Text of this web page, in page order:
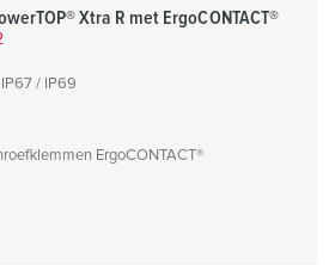
Xtra R met ErgoCONTACT®
/ IP69
ErgoCONTACT®